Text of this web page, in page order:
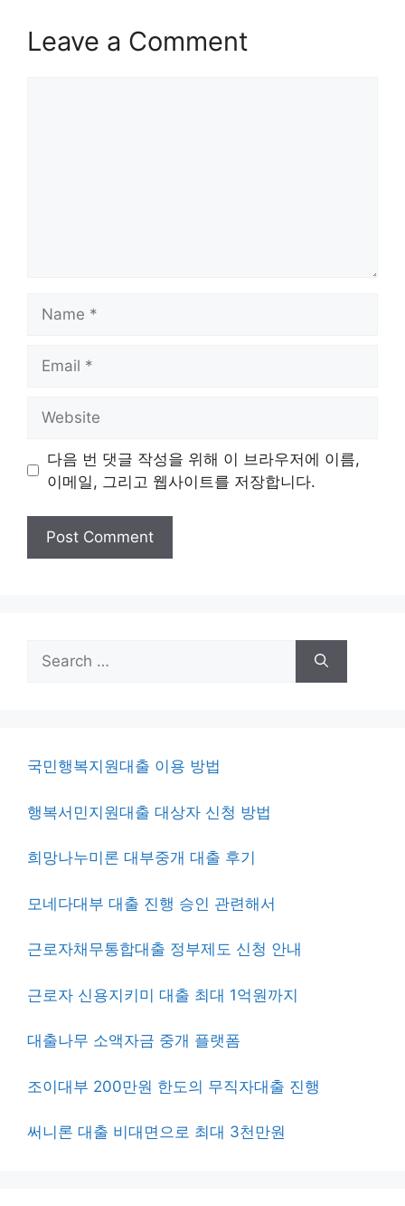
Leave a Comment
다음 번 댓글 작성을 위해 이 브라우저에 이름,
이메일, 그리고 웹사이트를 저장합니다.
Search
for:
국민행복지원대출 이용 방법
행복서민지원대출 대상자 신청 방법
희망나누미론 대부중개 대출 후기
모네다대부 대출 진행 승인 관련해서
근로자채무통합대출 정부제도 신청 안내
근로자 신용지키미 대출 최대 1억원까지
대출나무 소액자금 중개 플랫폼
조이대부 200만원 한도의 무직자대출 진행
써니론 대출 비대면으로 최대 3천만원